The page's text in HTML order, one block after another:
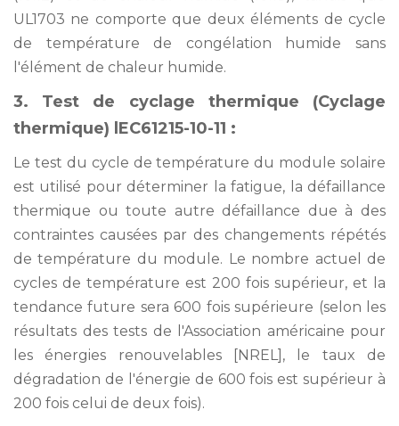
UL1703 ne comporte que deux éléments de cycle
de température de congélation humide sans
l'élément de chaleur humide.
3. Test de cyclage thermique (Cyclage
thermique) lEC61215-10-11 :
Le test du cycle de température du module solaire
est utilisé pour déterminer la fatigue, la défaillance
thermique ou toute autre défaillance due à des
contraintes causées par des changements répétés
de température du module. Le nombre actuel de
cycles de température est 200 fois supérieur, et la
tendance future sera 600 fois supérieure (selon les
résultats des tests de l'Association américaine pour
les énergies renouvelables [NREL], le taux de
dégradation de l'énergie de 600 fois est supérieur à
200 fois celui de deux fois).